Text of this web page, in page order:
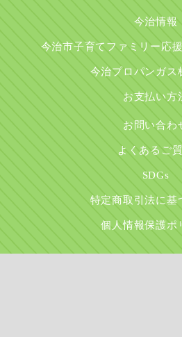
今治情報
今治市子育てファミリー応
今治プロパンガス
お支払い方
お問い合わ
よくあるご
SDGs
特定商取引法に基
個人情報保護ポ